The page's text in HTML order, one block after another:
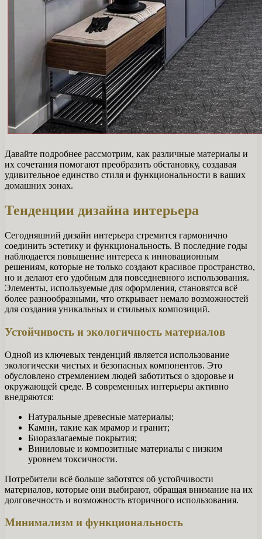
Давайте подробнее рассмотрим, как различные материалы и
их сочетания помогают преобразить обстановку, создавая
удивительное единство стиля и функциональности в ваших
домашних зонах.
Тенденции дизайна интерьера
Сегодняшний дизайн интерьера стремится гармонично
соединить эстетику и функциональность. В последние годы
наблюдается повышение интереса к инновационным
решениям, которые не только создают красивое пространство,
но и делают его удобным для повседневного использования.
Элементы, используемые для оформления, становятся всё
более разнообразными, что открывает немало возможностей
для создания уникальных и стильных композиций.
Устойчивость и экологичность материалов
Одной из ключевых тенденций является использование
экологически чистых и безопасных компонентов. Это
обусловлено стремлением людей заботиться о здоровье и
окружающей среде. В современных интерьеры активно
внедряются:
Натуральные древесные материалы;
Камни, такие как мрамор и гранит;
Биоразлагаемые покрытия;
Виниловые и композитные материалы с низким
уровнем токсичности.
Потребители всё больше заботятся об устойчивости
материалов, которые они выбирают, обращая внимание на их
долговечность и возможность вторичного использования.
Минимализм и функциональность